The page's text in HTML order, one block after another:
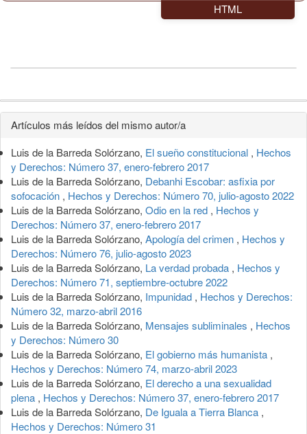
HTML
Detalles
del
artículo
Artículos más leídos del mismo autor/a
Luis de la Barreda Solórzano, El sueño constitucional , Hechos
y Derechos: Número 37, enero-febrero 2017
Luis de la Barreda Solórzano, Debanhi Escobar: asfixia por
sofocación , Hechos y Derechos: Número 70, julio-agosto 2022
Luis de la Barreda Solórzano, Odio en la red , Hechos y
Derechos: Número 37, enero-febrero 2017
Luis de la Barreda Solórzano, Apología del crimen , Hechos y
Derechos: Número 76, julio-agosto 2023
Luis de la Barreda Solórzano, La verdad probada , Hechos y
Derechos: Número 71, septiembre-octubre 2022
Luis de la Barreda Solórzano, Impunidad , Hechos y Derechos:
Número 32, marzo-abril 2016
Luis de la Barreda Solórzano, Mensajes subliminales , Hechos
y Derechos: Número 30
Luis de la Barreda Solórzano, El gobierno más humanista ,
Hechos y Derechos: Número 74, marzo-abril 2023
Luis de la Barreda Solórzano, El derecho a una sexualidad
plena , Hechos y Derechos: Número 37, enero-febrero 2017
Luis de la Barreda Solórzano, De Iguala a Tierra Blanca ,
Hechos y Derechos: Número 31